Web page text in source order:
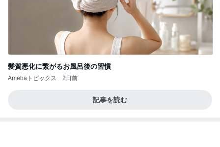
髪質悪化に繋がるお風呂後の習慣
Amebaトピックス 2日前
記事を読む